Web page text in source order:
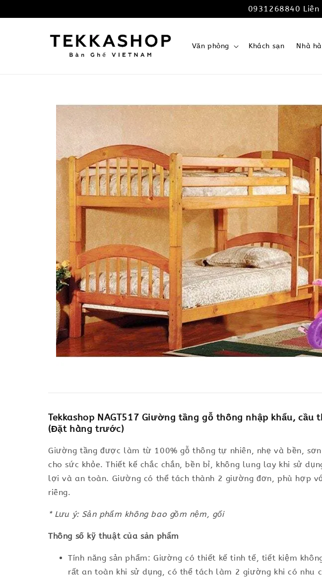
0931268840
Văn phòng Khách sạn Nhà
Tekkashop NAGT517 Giường tầng gỗ thông nhập khẩu, cầu
(Đặt hàng trước)
Giường tầng được làm từ 100% gỗ thông tự nhiên, nhẹ và bền,
cho sức khỏe. Thiết kế chắc chắn, bền bỉ, không lung lay khi sử
lợi và an toàn. Giường có thể tách thành 2 giường đơn, phù hợp
riêng.
* Lưu ý: Sản phẩm không bao gồm nệm, gối
Thông số kỹ thuật của sản phẩm
Tính năng sản phẩm: Giường có thiết kế tinh tế, tiết kiệm
rất an toàn khi sử dụng, có thể tách làm 2 giường khi có nhu